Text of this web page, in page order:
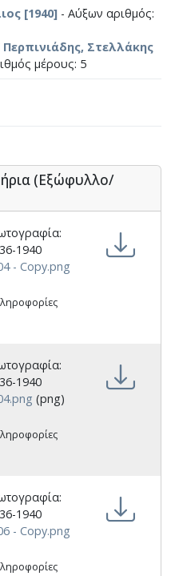
[1940] - Αύξων αριθμός:
Στελλάκης
μέρους: 5
(Εξώφυλλο/
1940
- Copy.png
1940
(png)
1940
- Copy.png